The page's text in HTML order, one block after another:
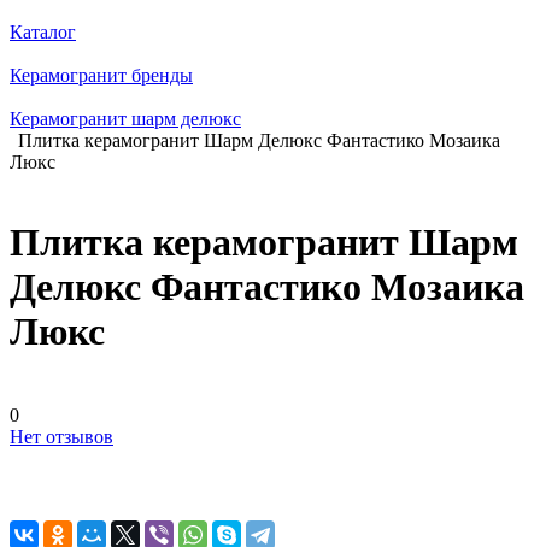
Каталог
Керамогранит бренды
Керамогранит шарм делюкс
Плитка керамогранит Шарм Делюкс Фантастико Мозаика
Люкс
Плитка керамогранит Шарм
Делюкс Фантастико Мозаика
Люкс
0
Нет отзывов